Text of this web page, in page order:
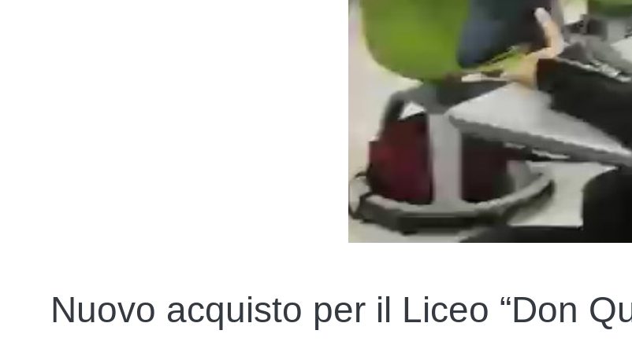
Nuovo acquisto per il Liceo “Don